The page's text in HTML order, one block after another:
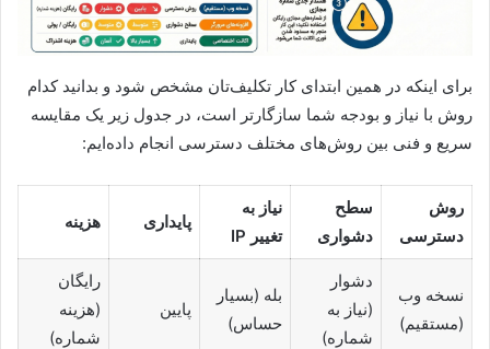
برای اینکه در همین ابتدای کار تکلیف‌تان مشخص شود و بدانید کدام
روش با نیاز و بودجه شما سازگارتر است، در جدول زیر یک مقایسه
سریع و فنی بین روش‌های مختلف دسترسی انجام داده‌ایم:
روش
دسترسی
سطح
دشواری
نیاز به
تغییر IP
پایداری هزینه
نسخه وب
(مستقیم)
دشوار
(نیاز به
شماره)
بله (بسیار
حساس)
پایین
رایگان
(هزینه
شماره)